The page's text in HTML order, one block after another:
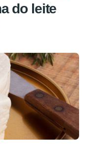
do leite